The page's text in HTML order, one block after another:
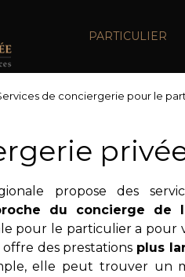
PARTICULIER
de conciergerie pour le
propose des
du concierge de
pour le particulier a pour
des prestations plus
elle peut trouver un